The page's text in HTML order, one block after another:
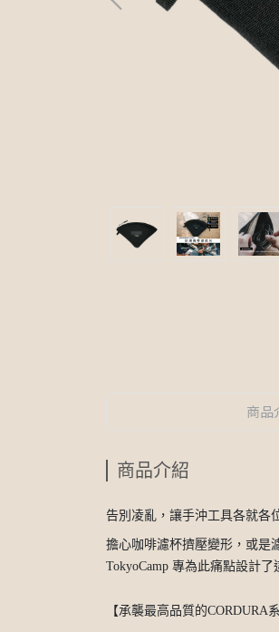
商品
商品介紹
告別凌亂，讓手沖工具各就各
擔心咖啡濾杯擠壓變形，或是
TokyoCamp 專為此痛點設計
【承襲最高品質的CORDURA系